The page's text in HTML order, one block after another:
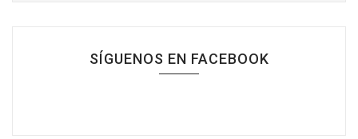
SÍGUENOS EN FACEBOOK